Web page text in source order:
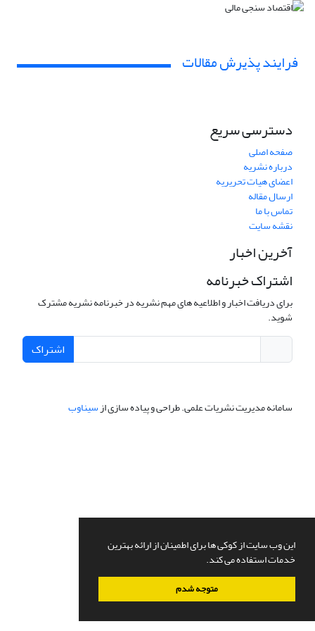
این وب سایت از کوکی ها برای اطمینان از ارائه بهترین
خدمات استفاده می کند.
متوجه شدم
فرایند پذیرش مقالات
دسترسی سریع
صفحه اصلی
درباره نشریه
اعضای هیات تحریریه
ارسال مقاله
تماس با ما
نقشه سایت
آخرین اخبار
اشتراک خبرنامه
برای دریافت اخبار و اطلاعیه های مهم نشریه در خبرنامه نشریه مشترک
شوید.
اشتراک
سامانه مدیریت نشریات علمی.طراحی و پیاده سازی ازسیناوب